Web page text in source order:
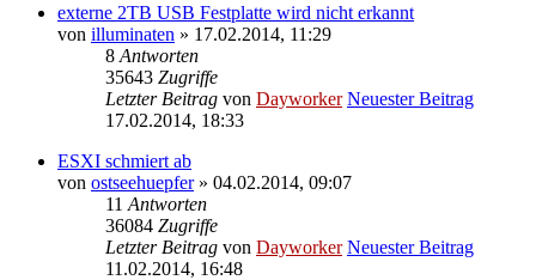
externe 2TB USB Festplatte wird nicht erkannt
von illuminaten » 17.02.2014, 11:29
8 Antworten
35643 Zugriffe
Letzter Beitrag von Dayworker Neuester Beitrag
17.02.2014, 18:33
ESXI schmiert ab
von ostseehuepfer» 04.02.2014, 09:07
11 Antworten
36084 Zugriffe
Letzter Beitrag von Dayworker Neuester Beitrag
11.02.2014, 16:48